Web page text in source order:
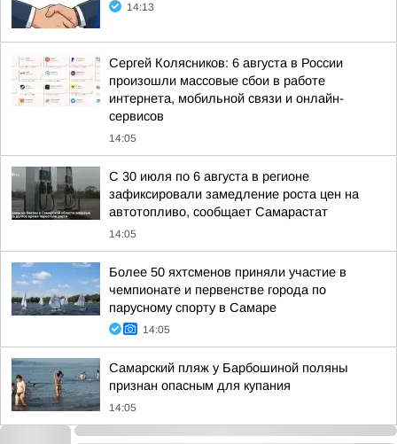
14:13
Сергей Колясников: 6 августа в России
произошли массовые сбои в работе
интернета, мобильной связи и онлайн-
сервисов
14:05
С 30 июля по 6 августа в регионе
зафиксировали замедление роста цен на
автотопливо, сообщает Самарастат
14:05
Более 50 яхтсменов приняли участие в
чемпионате и первенстве города по
парусному спорту в Самаре
14:05
Самарский пляж у Барбошиной поляны
признан опасным для купания
14:05